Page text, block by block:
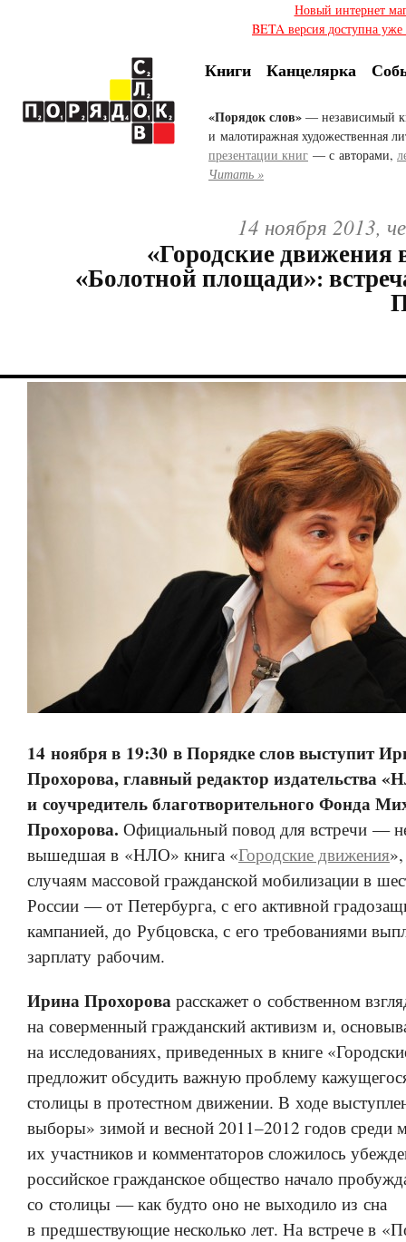
Новый интернет
BETA версия доступна
Книги Канцелярка
«Порядок слов» — независимый
и малотиражная художественная
презентации книг — с авторами,
Читать »
14 ноября 2013,
«Городские движения
«Болотной площади»:
14 ноября в 19:30 в Порядке слов выступит
Прохорова, главный редактор издательства
и соучредитель благотворительного Фонда
Прохорова. Официальный повод для встречи —
вышедшая в «НЛО» книга «Городские движения
случаям массовой гражданской мобилизации в
России — от Петербурга, с его активной
кампанией, до Рубцовска, с его требованиями
зарплату рабочим.
Ирина Прохорова расскажет о собственном
на соверменный гражданский активизм и,
на исследованиях, приведенных в книге
предложит обсудить важную проблему
столицы в протестном движении. В ходе
выборы» зимой и весной 2011–2012 годов среди
их участников и комментаторов сложилось
российское гражданское общество начало
со столицы — как будто оно не выходило из сна
в предшествующие несколько лет. На встрече в